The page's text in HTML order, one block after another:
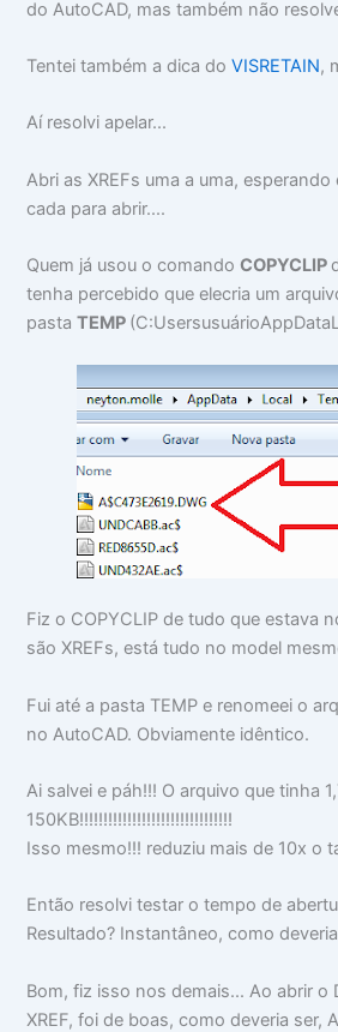
do AutoCAD, mas também não
Tentei também a dica doVISRETAIN,
Aí resolvi apelar...
Abri as XREFs uma a uma,
cada para abrir....
Quem já usou o comandoCOPYCLIP
tenha percebido que elecria um
pastaTEMP
Fiz o COPYCLIP de tudo que estava
são XREFs, está tudo no model
Fui até a pasta TEMP e renomeei o
no AutoCAD. Obviamente idêntico.
Ai salvei e páh!!! O arquivo que tinha
150KB!!!!!!!!!!!!!!!!!!!!!!!!!!!!!!!!
Isso mesmo!!! reduziu mais de 10x o
Então resolvi testar o tempo de
Resultado? Instantâneo, como
Bom, fiz isso nos demais... Ao abrir o
XREF, foi de boas, como deveria ser,